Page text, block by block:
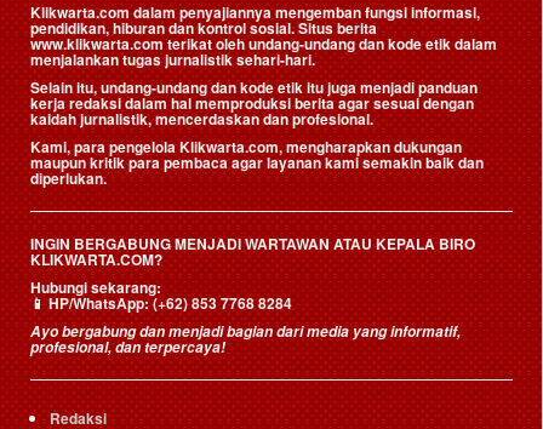
Klikwarta.com dalam penyajiannya mengemban fungsi informasi,
pendidikan, hiburan dan kontrol sosial. Situs berita
www.klikwarta.com terikat oleh undang-undang dan kode etik dalam
menjalankan tugas jurnalistik sehari-hari.
Selain itu, undang-undang dan kode etik itu juga menjadi panduan
kerja redaksi dalam hal memproduksi berita agar sesuai dengan
kaidah jurnalistik, mencerdaskan dan profesional.
Kami, para pengelola Klikwarta.com, mengharapkan dukungan
maupun kritik para pembaca agar layanan kami semakin baik dan
diperlukan.
INGIN BERGABUNG MENJADI WARTAWAN ATAU KEPALA BIRO
KLIKWARTA.COM?
Hubungi sekarang:
📱HP/WhatsApp:(+62) 853 7768 8284
Ayo bergabung dan menjadi bagian dari media yang informatif,
profesional, dan terpercaya!
Redaksi